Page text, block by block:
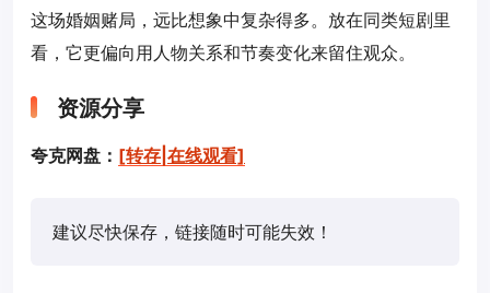
这场婚姻赌局，远比想象中复杂得多。放在同类短剧里
看，它更偏向用人物关系和节奏变化来留住观众。
资源分享
夸克网盘： [转存|在线观看]
建议尽快保存，链接随时可能失效！